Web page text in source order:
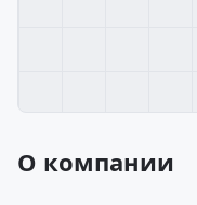
О компании